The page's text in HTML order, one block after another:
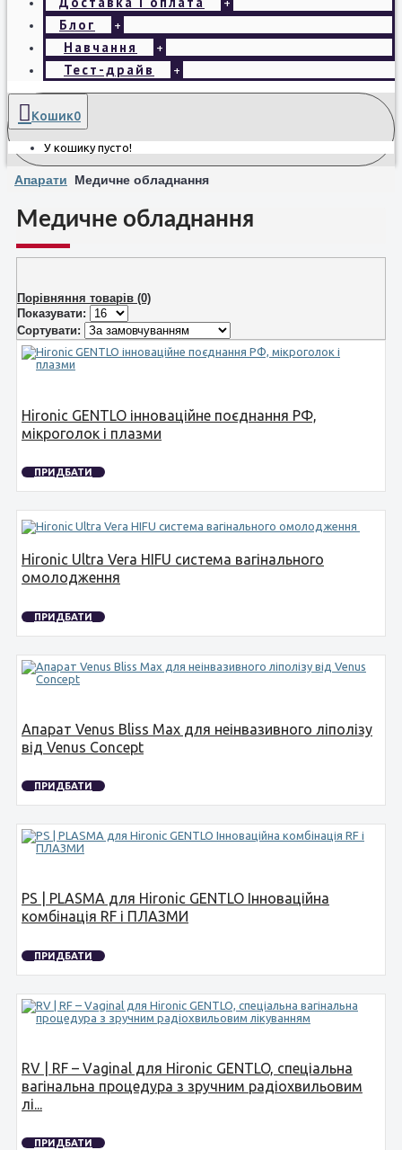
+
Блог +
Навчання +
Тест-драйв +
Кошик0
У кошику пусто!
Апарати Медичне обладнання
Медичне обладнання
Порівняння товарів (0)
Показувати:
Сортувати:
Hironic GENTLO інноваційне поєднання РФ,
мікроголок і плазми
ПРИДБАТИ
Hironic Ultra Vera HIFU система вагінального
омолодження
ПРИДБАТИ
Апарат Venus Bliss Max для неінвазивного ліполізу
від Venus Concept
ПРИДБАТИ
PS | PLASMA для Hironic GENTLO Інноваційна
комбінація RF і ПЛАЗМИ
ПРИДБАТИ
RV | RF – Vaginal для Hironic GENTLO, спеціальна
вагінальна процедура з зручним радіохвильовим
лі...
ПРИДБАТИ